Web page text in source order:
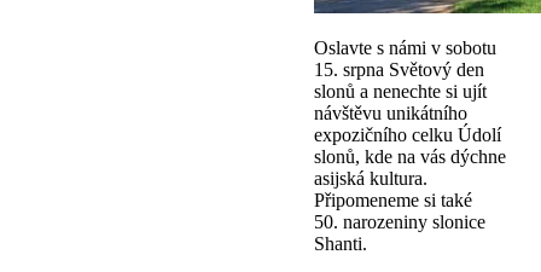
Oslavte s námi v sobotu
15. srpna Světový den
slonů a nenechte si ujít
návštěvu unikátního
expozičního celku Údolí
slonů, kde na vás dýchne
asijská kultura.
Připomeneme si také
50. narozeniny slonice
Shanti.